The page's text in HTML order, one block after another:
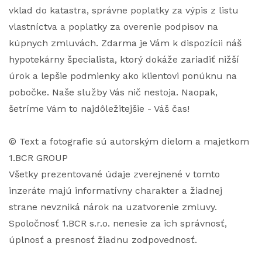
vklad do katastra, správne poplatky za výpis z listu
vlastníctva a poplatky za overenie podpisov na
kúpnych zmluvách. Zdarma je Vám k dispozícii náš
hypotekárny špecialista, ktorý dokáže zariadiť nižší
úrok a lepšie podmienky ako klientovi ponúknu na
pobočke. Naše služby Vás nič nestoja. Naopak,
šetríme Vám to najdôležitejšie - Váš čas!
© Text a fotografie sú autorským dielom a majetkom
1.BCR GROUP
Všetky prezentované údaje zverejnené v tomto
inzeráte majú informatívny charakter a žiadnej
strane nevzniká nárok na uzatvorenie zmluvy.
Spoločnosť 1.BCR s.r.o. nenesie za ich správnosť,
úplnosť a presnosť žiadnu zodpovednosť.